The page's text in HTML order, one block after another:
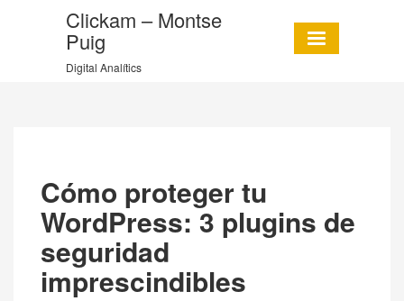
Clickam – Montse
Puig
Digital Analítics
Cómo proteger tu
WordPress: 3 plugins de
seguridad
imprescindibles